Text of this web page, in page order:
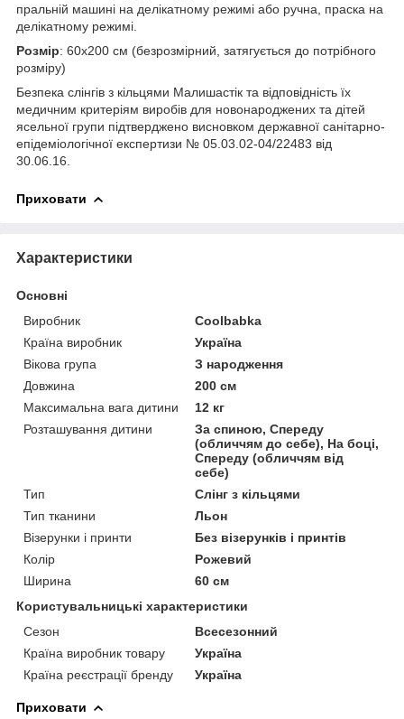
пральній машині на делікатному режимі або ручна, праска на
делікатному режимі.
Розмір: 60х200 см (безрозмірний, затягується до потрібного
розміру)
Безпека слінгів з кільцями Малишастік та відповідність їх
медичним критеріям виробів для новонароджених та дітей
ясельної групи підтверджено висновком державної санітарно-
епідеміологічної експертизи № 05.03.02-04/22483 від
30.06.16.
Приховати
Характеристики
Основні
Виробник
Coolbabka
Країна виробник
Україна
Вікова група
З народження
Довжина
200 см
Максимальна вага дитини
12 кг
Розташування дитини
За спиною, Спереду
(обличчям до себе), На боці,
Спереду (обличчям від
себе)
Тип
Слінг з кільцями
Тип тканини
Льон
Візерунки і принти
Без візерунків і принтів
Колір
Рожевий
Ширина
60 см
Користувальницькі характеристики
Сезон
Всесезонний
Країна виробник товару
Україна
Країна реєстрації бренду
Україна
Приховати